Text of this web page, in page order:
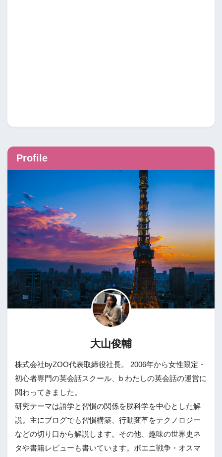
Profile
大山俊輔
株式会社byZOO代表取締役社長。 2006年から女性限定・
初心者専門の英会話スクール、b わたしの英会話の運営に
関わってきました。
研究テーマは語学と習慣の関係を脳科学を中心とした解
説。主にブログでも習慣構築、行動変革をテクノロジー
などの切り口から解説します。その他、趣味の世界史ネ
タや書籍レビューも書いています。ポエニ戦争・オスマ